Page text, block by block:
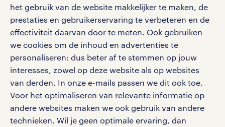
het gebruik van de website makkelijker te maken, de
prestaties en gebruikerservaring te verbeteren en de
effectiviteit daarvan door te meten. Ook gebruiken
we cookies om de inhoud en advertenties te
personaliseren: dus beter af te stemmen op jouw
interesses, zowel op deze website als op websites
van derden. In onze e-mails passen we dit ook toe.
Voor het optimaliseren van relevante informatie op
andere websites maken we ook gebruik van andere
technieken. Wil je geen optimale ervaring, dan
Volg ons voor de leukste content omtrent
vacatures, solliciteren en inspiratie.
werken bij randstad
gebruikersvoorwaarden
privacystatement
cookies